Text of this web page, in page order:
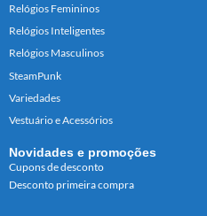
Relógios Femininos
Relógios Inteligentes
Relógios Masculinos
SteamPunk
Variedades
Vestuário e Acessórios
Novidades e promoções
Cupons de desconto
Desconto primeira compra